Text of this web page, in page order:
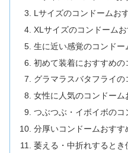
Lサイズのコンドームお
XLサイズのコンドーム
生に近い感覚のコンドー
初めて装着におすすめの
グラマラスバタフライ
女性に人気のコンドーム
つぶつぶ・イボイボのコ
分厚いコンドームおすす
萎える・中折れすると